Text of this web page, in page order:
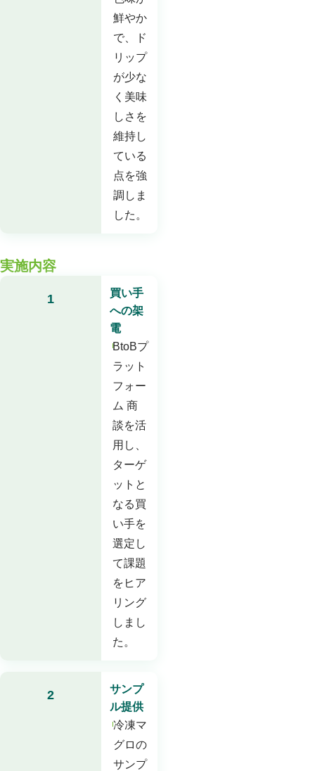
鮮やか
で、ド
リップ
が少な
く美味
しさを
維持し
ている
点を強
調しま
した。
実施内容
1
買い手
への架
電
BtoBプ
ラット
フォー
ム 商
談を活
用し、
ターゲ
ットと
なる買
い手を
選定し
て課題
をヒア
リング
しまし
た。
2
サンプ
ル提供
冷凍マ
グロの
サンプ